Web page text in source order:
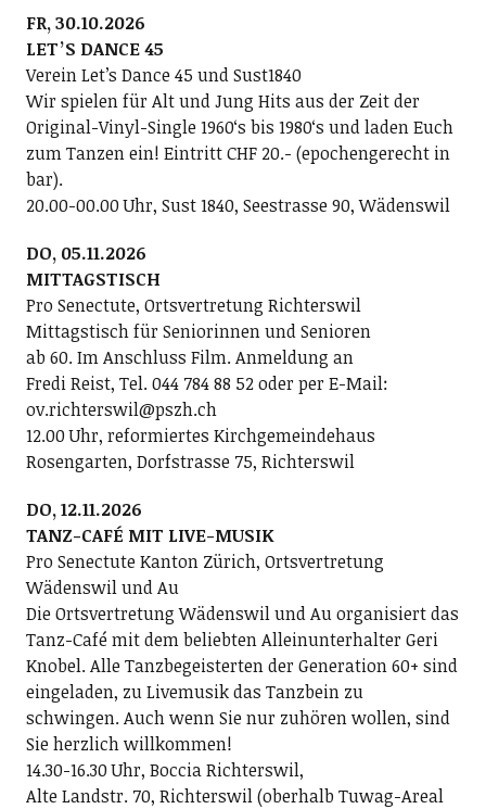
FR, 30.10.2026
LETʼS DANCE 45
Verein Letʼs Dance 45 und Sust1840
Wir spielen für Alt und Jung Hits aus der Zeit der
Original-Vinyl-Single 1960ʻs bis 1980ʻs und laden Euch
zum Tanzen ein! Eintritt CHF 20.- (epochengerecht in
bar).
20.00-00.00 Uhr, Sust 1840, Seestrasse 90, Wädenswil
DO, 05.11.2026
MITTAGSTISCH
Pro Senectute, Ortsvertretung Richterswil
Mittagstisch für Seniorinnen und Senioren
ab 60. Im Anschluss Film. Anmeldung an
Fredi Reist, Tel. 044 784 88 52 oder per E-Mail:
ov.richterswil@pszh.ch
12.00 Uhr, reformiertes Kirchgemeindehaus
Rosengarten, Dorfstrasse 75, Richterswil
DO, 12.11.2026
TANZ-CAFÉ MIT LIVE-MUSIK
Pro Senectute Kanton Zürich, Ortsvertretung
Wädenswil und Au
Die Ortsvertretung Wädenswil und Au organisiert das
Tanz-Café mit dem beliebten Alleinunterhalter Geri
Knobel. Alle Tanzbegeisterten der Generation 60+ sind
eingeladen, zu Livemusik das Tanzbein zu
schwingen. Auch wenn Sie nur zuhören wollen, sind
Sie herzlich willkommen!
14.30-16.30 Uhr, Boccia Richterswil,
Alte Landstr. 70, Richterswil (oberhalb Tuwag-Areal